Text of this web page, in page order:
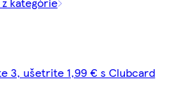
3, ušetrite 1,99 € s Clubcard